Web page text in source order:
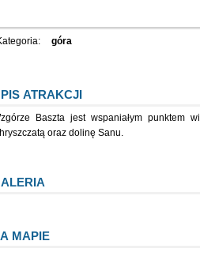
góra
ATRAKCJI
Baszta jest wspaniałym punktem
oraz dolinę Sanu.
MAPIE